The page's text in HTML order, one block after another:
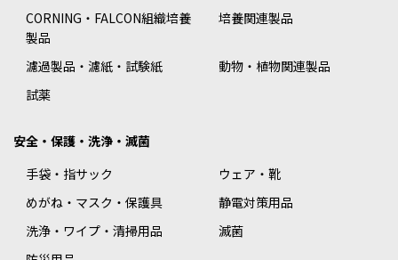
CORNING・FALCON組織培養
製品
培養関連製品
濾過製品・濾紙・試験紙
動物・植物関連製品
試薬
安全・保護・洗浄・滅菌
手袋・指サック
ウェア・靴
めがね・マスク・保護具
静電対策用品
洗浄・ワイプ・清掃用品
滅菌